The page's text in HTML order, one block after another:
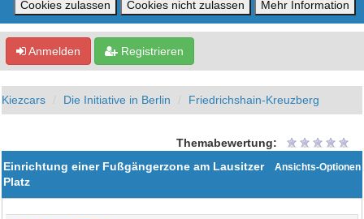
Anmelden Registrieren
Kiezcars Die Initiative in Berlin Friedrichshain-Kreuzberg
Themabewertung:
Ansichts-Optionen
Einrichtung einer Fußgängerzone am Lausitzer
Platz